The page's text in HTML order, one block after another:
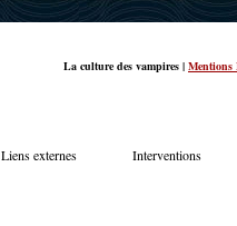
La culture des vampires | Mentions
Liens externes Interventions